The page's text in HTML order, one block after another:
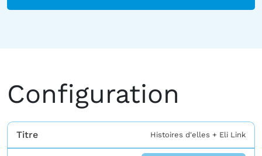
Configuration
Titre Histoires d'elles + Eli Link